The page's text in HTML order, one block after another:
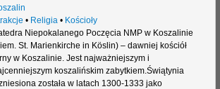
• Religia • Kościoły
Niepokalanego Poczęcia NMP w Koszalinie
St. Marienkirche in Köslin) – dawniej kościół
w Koszalinie. Jest najważniejszym i
koszalińskim zabytkiem.Świątynia
została w latach 1300-1333 jako